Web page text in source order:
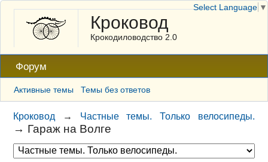
Кроковод
Крокодиловодство 2.0
Форум
Активные темы Темы без ответов
Кроковод → Частные темы. Только велосипеды.
→ Гараж на Волге
Select Language ▼